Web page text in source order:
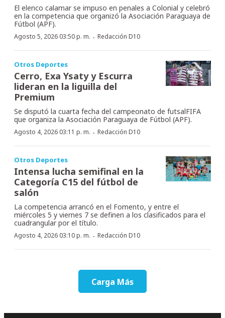
El elenco calamar se impuso en penales a Colonial y celebró
en la competencia que organizó la Asociación Paraguaya de
Fútbol (APF).
Agosto 5, 2026 03:50 p. m. · Redacción D10
Otros Deportes
Cerro, Exa Ysaty y Escurra
lideran en la liguilla del
Premium
Se disputó la cuarta fecha del campeonato de futsalFIFA
que organiza la Asociación Paraguaya de Fútbol (APF).
Agosto 4, 2026 03:11 p. m. · Redacción D10
Otros Deportes
Intensa lucha semifinal en la
Categoría C15 del fútbol de
salón
La competencia arrancó en el Fomento, y entre el
miércoles 5 y viernes 7 se definen a los clasificados para el
cuadrangular por el título.
Agosto 4, 2026 03:10 p. m. · Redacción D10
Carga Más